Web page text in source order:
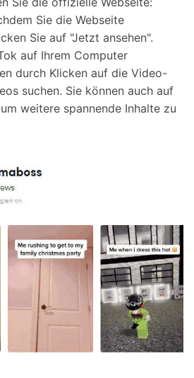
Sie die Webseite
Sie auf "Jetzt ansehen".
auf Ihrem Computer
durch Klicken auf die Video-
suchen. Sie können auch auf
weitere spannende Inhalte zu